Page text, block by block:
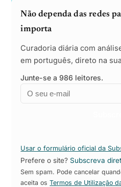
Não dependa das redes
importa
Curadoria diária com
em português, direto na
Junte-se a 986 leitores.
Email
Empresa
Usar o formulário oficial da
Prefere o site?Subscreva
Sem spam. Pode cancelar
aceita osTermos de Utilização